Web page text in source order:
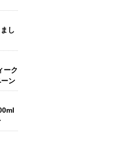
し
ーク
ン